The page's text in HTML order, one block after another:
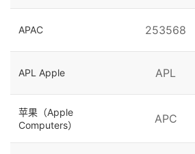
APAC 253568
APL Apple APL
苹果（Apple
Computers）
APC